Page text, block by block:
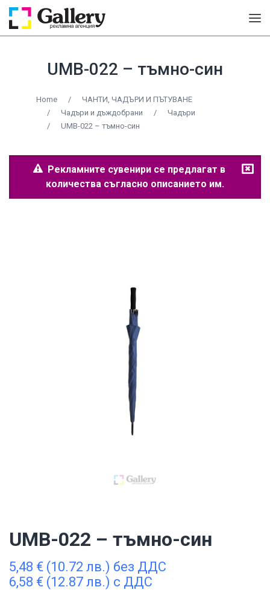
UMB-022 – тъмно-син
Home /
ЧАНТИ, ЧАДЪРИ И ПЪТУВАНЕ
/
Чадъри и дъждобрани /
Чадъри
/
UMB-022 – тъмно-син
Рекламните сувенири се предлагат в
количества съгласно описанието им.
UMB-022 – тъмно-син
5,48 € (10.72 лв.) без ДДС
6,58 € (12.87 лв.) с ДДС